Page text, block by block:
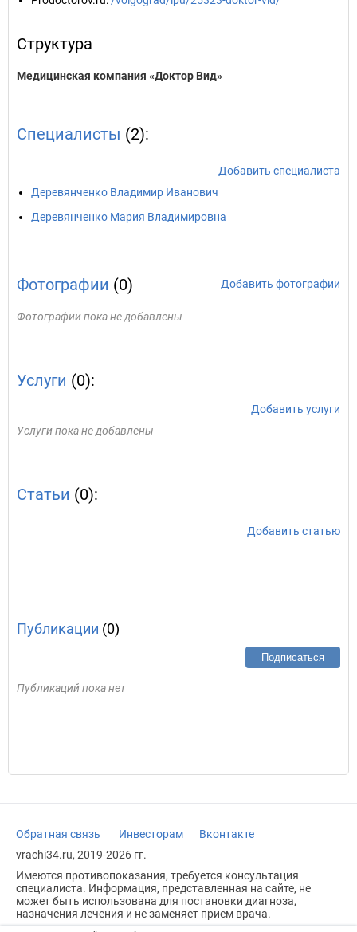
Структура
Медицинская компания «Доктор Вид»
Специалисты (2):
Добавить специалиста
Деревянченко Владимир Иванович
Деревянченко Мария Владимировна
Фотографии (0) Добавить фотографии
Фотографии пока не добавлены
Услуги (0):
Добавить услуги
Услуги пока не добавлены
Статьи (0):
Добавить статью
Публикации (0)
Подписаться
Публикаций пока нет
Обратная связь Инвесторам
Вконтакте
vrachi34.ru, 2019-2026 гг.
Имеются противопоказания, требуется консультация
специалиста. Информация, представленная на сайте, не
может быть использована для постановки диагноза,
назначения лечения и не заменяет прием врача.